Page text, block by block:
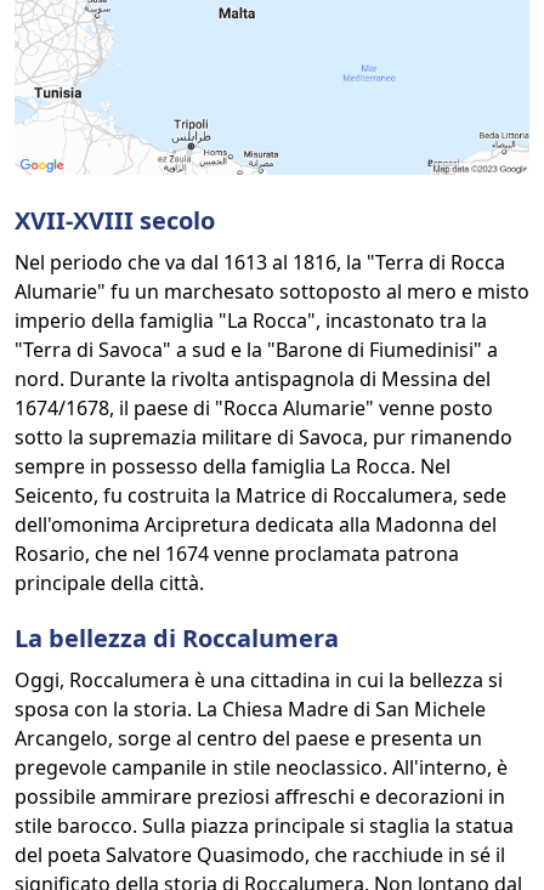
XVII-XVIII secolo
Nel periodo che va dal 1613 al 1816, la "Terra di Rocca
Alumarie" fu un marchesato sottoposto al mero e misto
imperio della famiglia "La Rocca", incastonato tra la
"Terra di Savoca" a sud e la "Barone di Fiumedinisi" a
nord. Durante la rivolta antispagnola di Messina del
1674/1678, il paese di "Rocca Alumarie" venne posto
sotto la supremazia militare di Savoca, pur rimanendo
sempre in possesso della famiglia La Rocca. Nel
Seicento, fu costruita la Matrice di Roccalumera, sede
dell'omonima Arcipretura dedicata alla Madonna del
Rosario, che nel 1674 venne proclamata patrona
principale della città.
La bellezza di Roccalumera
Oggi, Roccalumera è una cittadina in cui la bellezza si
sposa con la storia. La Chiesa Madre di San Michele
Arcangelo, sorge al centro del paese e presenta un
pregevole campanile in stile neoclassico. All'interno, è
possibile ammirare preziosi affreschi e decorazioni in
stile barocco. Sulla piazza principale si staglia la statua
del poeta Salvatore Quasimodo, che racchiude in sé il
significato della storia di Roccalumera. Non lontano dal